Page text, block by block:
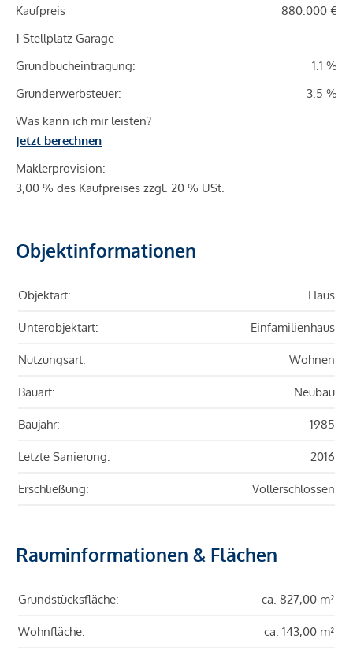
Kaufpreis
880.000 €
1 Stellplatz Garage
Grundbucheintragung:
1.1 %
Grunderwerbsteuer:
3.5 %
Was kann ich mir leisten?
Jetzt berechnen
Maklerprovision:
3,00 % des Kaufpreises zzgl. 20 % USt.
Objektinformationen
Objektart: Haus
Unterobjektart: Einfamilienhaus
Nutzungsart: Wohnen
Bauart: Neubau
Baujahr: 1985
Letzte Sanierung: 2016
Erschließung: Vollerschlossen
Rauminformationen & Flächen
Grundstücksfläche: ca. 827,00 m²
Wohnfläche: ca. 143,00 m²